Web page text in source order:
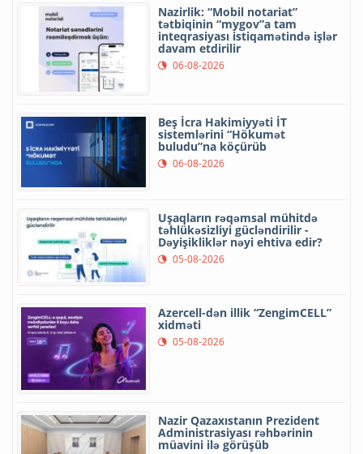
Nazirlik: “Mobil notariat”
tətbiqinin “mygov”a tam
inteqrasiyası istiqamətində işlər
davam etdirilir
06-08-2026
Beş İcra Hakimiyyəti İT
sistemlərini “Hökumət
buludu”na köçürüb
06-08-2026
Uşaqların rəqəmsal mühitdə
təhlükəsizliyi gücləndirilir -
Dəyişikliklər nəyi ehtiva edir?
05-08-2026
Azercell-dən illik “ZengimCELL”
xidməti
05-08-2026
Nazir Qazaxıstanın Prezident
Administrasiyası rəhbərinin
müavini ilə görüşüb